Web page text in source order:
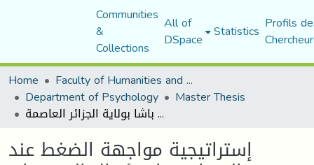
Communities
&
Collections
All of
DSpace Statistics Profils
Home
Faculty of Humanities and Social Sciences
Department of Psychology Master Thesis
إستراتيجية مواجهة الضغط عند المصابين باستئصال البروستات -دراسة ميدانية بمستشفى مصطفى باشا بولاية الجزائر العاصمة-
إستراتيجية مواجهة الضغط عند